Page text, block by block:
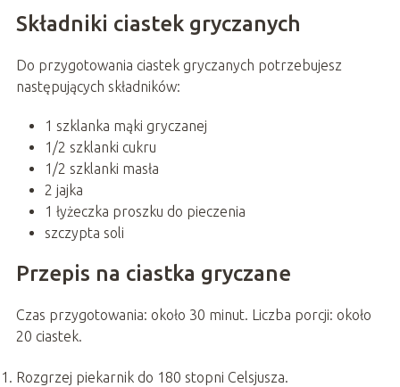
Składniki ciastek gryczanych
Do przygotowania ciastek gryczanych potrzebujesz
następujących składników:
1 szklanka mąki gryczanej
1/2 szklanki cukru
1/2 szklanki masła
2 jajka
1 łyżeczka proszku do pieczenia
szczypta soli
Przepis na ciastka gryczane
Czas przygotowania: około 30 minut. Liczba porcji: około
20 ciastek.
Rozgrzej piekarnik do 180 stopni Celsjusza.